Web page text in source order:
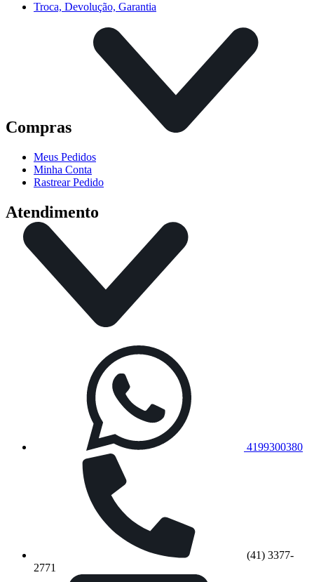
Troca, Devolução, Garantia
Compras
Meus Pedidos
Minha Conta
Rastrear Pedido
Atendimento
4199300380
(41) 3377-
2771